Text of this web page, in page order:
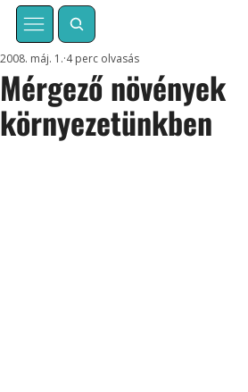
Mérgező növények
környezetünkben
2008. máj. 1. 4 perc olvasás